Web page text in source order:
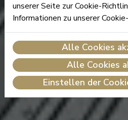
unserer Seite zur Cookie-
Informationen zu unserer
Alle Cookies
Alle Cookies
Einstellen der